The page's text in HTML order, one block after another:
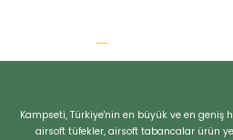
Kampseti, Türkiye'nin en büyük ve en geniş
airsoft tüfekler, airsoft tabancalar ürün